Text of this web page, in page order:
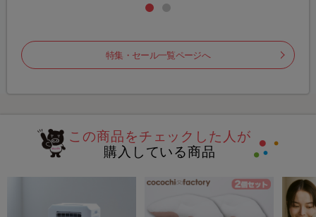
特集・セール一覧ページへ
この商品をチェックした人が
購入している商品